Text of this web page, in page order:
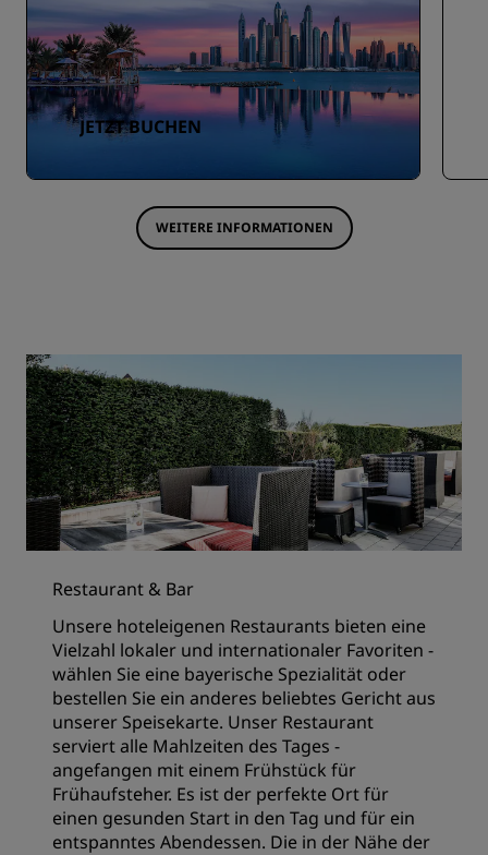
JETZT BUCHEN
WEITERE INFORMATIONEN
Restaurant & Bar
Unsere hoteleigenen Restaurants bieten eine
Vielzahl lokaler und internationaler Favoriten -
wählen Sie eine bayerische Spezialität oder
bestellen Sie ein anderes beliebtes Gericht aus
unserer Speisekarte. Unser Restaurant
serviert alle Mahlzeiten des Tages -
angefangen mit einem Frühstück für
Frühaufsteher. Es ist der perfekte Ort für
einen gesunden Start in den Tag und für ein
entspanntes Abendessen. Die in der Nähe der